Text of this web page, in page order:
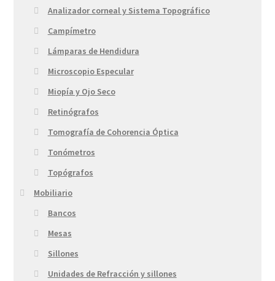
Analizador corneal y Sistema Topográfico
Campímetro
Lámparas de Hendidura
Microscopio Especular
Miopía y Ojo Seco
Retinógrafos
Tomografía de Cohorencia Óptica
Tonómetros
Topógrafos
Mobiliario
Bancos
Mesas
Sillones
Unidades de Refracción y sillones